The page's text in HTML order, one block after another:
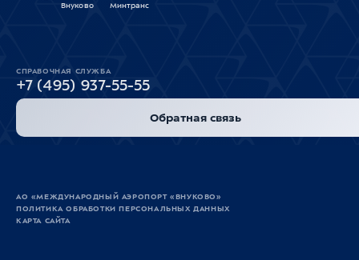
Внуково Минтранс
СПРАВОЧНАЯ СЛУЖБА
+7 (495) 937-55-55
Обратная связь
АО «МЕЖДУНАРОДНЫЙ АЭРОПОРТ «ВНУКОВО»
ПОЛИТИКА ОБРАБОТКИ ПЕРСОНАЛЬНЫХ ДАННЫХ
КАРТА САЙТА